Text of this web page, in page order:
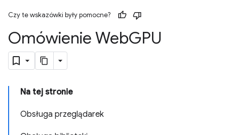
Czy te wskazówki były pomocne?
Omówienie WebGPU
Na tej stronie
Obsługa przeglądarek